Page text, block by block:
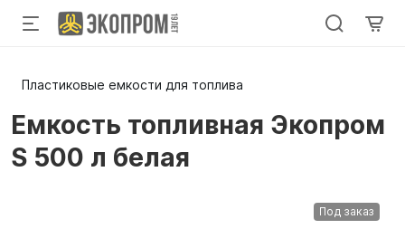
Пластиковые емкости для топлива
Емкость топливная Экопром
S 500 л белая
Под заказ